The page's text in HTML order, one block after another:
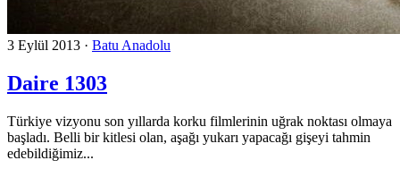
3 Eylül 2013 · Batu Anadolu
Daire 1303
Türkiye vizyonu son yıllarda korku filmlerinin uğrak noktası olmaya
başladı. Belli bir kitlesi olan, aşağı yukarı yapacağı gişeyi tahmin
edebildiğimiz...